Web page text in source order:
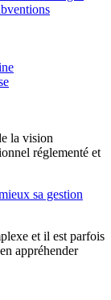
la vision
réglementé et
sa gestion
et il est parfois
appréhender